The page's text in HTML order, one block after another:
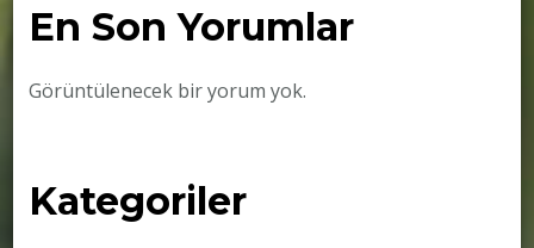
En Son Yorumlar
Görüntülenecek bir yorum yok.
Kategoriler